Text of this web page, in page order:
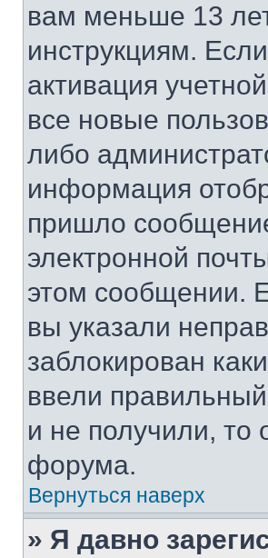
вам меньше 13
инструкциям.
активация
все новые
либо
информация
пришло
электронной
этом сообщении.
вы указали
заблокирован
ввели
и не получили, то
форума.
Вернуться наверх
» Я давно